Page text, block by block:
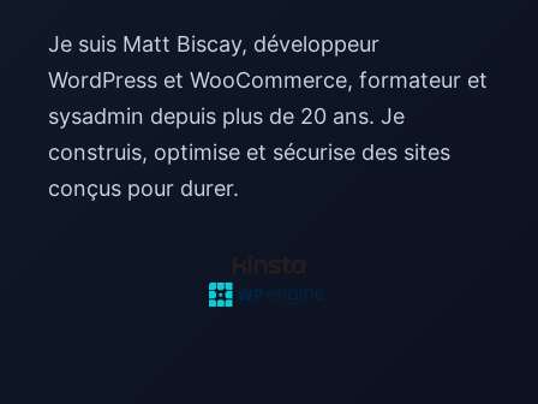
Je suis Matt Biscay, développeur
WordPress et WooCommerce, formateur et
sysadmin depuis plus de 20 ans. Je
construis, optimise et sécurise des sites
conçus pour durer.